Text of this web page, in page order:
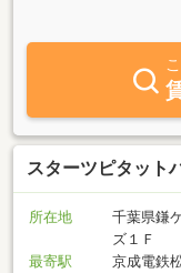
建て賃貸・管理を取
ることなら何でもお
験をもとに、お客様
します。是非一度ご来
スターツピタッ
所在地
千葉県鎌
ズ１Ｆ
最寄駅
京成電鉄